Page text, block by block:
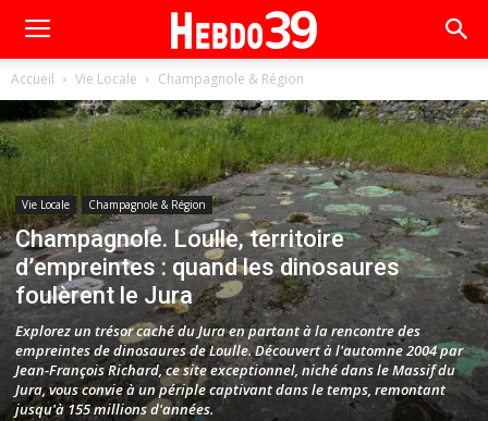
Accueil Vie Locale Champagnole & Région
Vie Locale Champagnole & Région
Champagnole. Loulle, territoire
d’empreintes : quand les dinosaures
foulèrent le Jura
Explorez un trésor caché du Jura en partant à la rencontre des
empreintes de dinosaures de Loulle. Découvert à l'automne 2004 par
Jean-François Richard, ce site exceptionnel, niché dans le Massif du
Jura, vous convie à un périple captivant dans le temps, remontant
jusqu'à 155 millions d'années.